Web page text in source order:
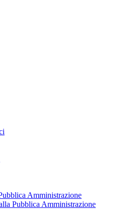
Amministrazione
Pubblica Amministrazione